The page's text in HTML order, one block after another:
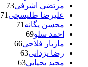
مرتضی اشرفی73
علیرضا طلیسچی 71
محسن یگانه 71
احمد سلو69
مازیار فلاحی66
رضا یزدانی63
مجید یحیایی63